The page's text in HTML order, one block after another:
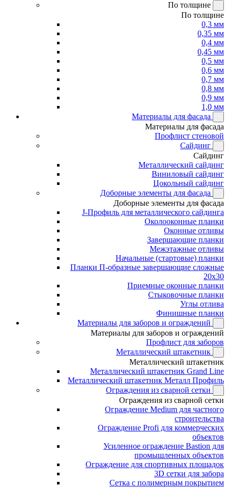
По толщине
По толщине
0,3 мм
0,35 мм
0,4 мм
0,45 мм
0,5 мм
0,6 мм
0,7 мм
0,8 мм
0,9 мм
1,0 мм
Материалы для фасада
Материалы для фасада
Профлист стеновой
Сайдинг
Сайдинг
Металлический сайдинг
Виниловый сайдинг
Цокольный сайдинг
Доборные элементы для фасада
Доборные элементы для фасада
J-Профиль для металлического сайдинга
Околооконные планки
Оконные отливы
Завершающие планки
Межэтажные отливы
Начальные (стартовые) планки
Планки П-образные завершающие сложные
20x30
Приемные оконные планки
Стыковочные планки
Углы отлива
Финишные планки
Материалы для заборов и ограждений
Материалы для заборов и ограждений
Профлист для заборов
Металлический штакетник
Металлический штакетник
Металлический штакетник Grand Line
Металлический штакетник Металл Профиль
Ограждения из сварной сетки
Ограждения из сварной сетки
Ограждение Medium для частного
строительства
Ограждение Profi для коммерческих
объектов
Усиленное ограждение Bastion для
промышленных объектов
Ограждение для спортивных площадок
3D сетки для забора
Сетка с полимерным покрытием